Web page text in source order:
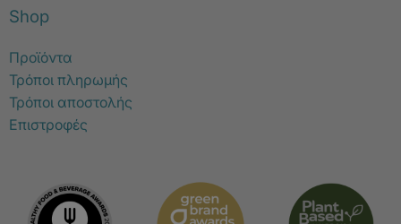
Shop
Προϊόντα
Τρόποι πληρωμής
Τρόποι αποστολής
Επιστροφές